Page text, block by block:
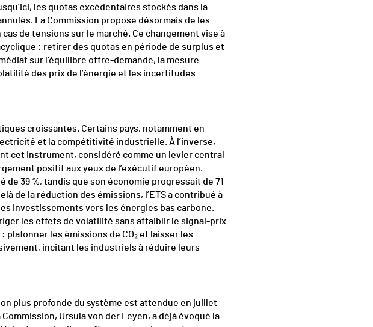
les quotas excédentaires stockés dans la
La Commission propose désormais de les
de tensions sur le marché. Ce changement vise à
: retirer des quotas en période de surplus et
sur l’équilibre offre-demande, la mesure
des prix de l’énergie et les incertitudes
croissantes. Certains pays, notamment en
et la compétitivité industrielle. À l’inverse,
cet instrument, considéré comme un levier central
positif aux yeux de l’exécutif européen.
de 39 %, tandis que son économie progressait de 71
de la réduction des émissions, l’ETS a contribué à
investissements vers les énergies bas carbone.
les effets de volatilité sans affaiblir le signal-prix
plafonner les émissions de CO₂ et laisser les
incitant les industriels à réduire leurs
plus profonde du système est attendue en juillet
Ursula von der Leyen, a déjà évoqué la